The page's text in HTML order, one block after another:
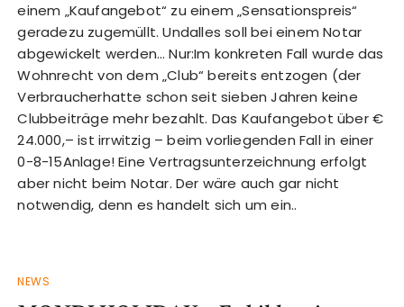
einem „Kaufangebot“ zu einem „Sensationspreis“
geradezu zugemüllt. Undalles soll bei einem Notar
abgewickelt werden… Nur:Im konkreten Fall wurde das
Wohnrecht von dem „Club“ bereits entzogen (der
Verbraucherhatte schon seit sieben Jahren keine
Clubbeiträge mehr bezahlt. Das Kaufangebot über €
24.000,– ist irrwitzig – beim vorliegenden Fall in einer
0-8-15Anlage! Eine Vertragsunterzeichnung erfolgt
aber nicht beim Notar. Der wäre auch gar nicht
notwendig, denn es handelt sich um ein..
NEWS